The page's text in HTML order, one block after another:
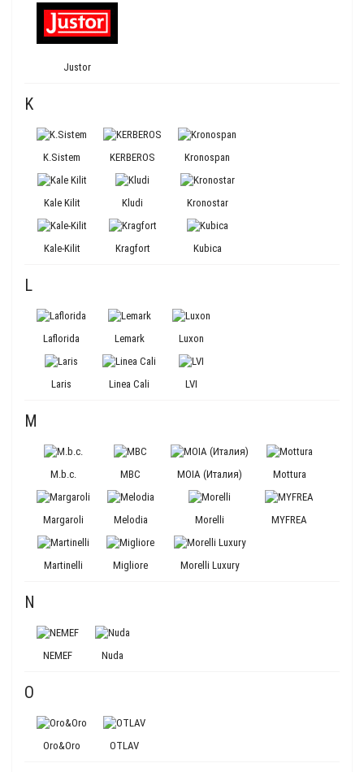
Justor
K
K.Sistem
Kale Kilit
Kale-Kilit
KERBEROS
Kludi
Kragfort
Kronospan
Kronostar
Kubica
L
Laflorida
Laris
Lemark
Linea Cali
Luxon
LVI
M
M.b.c.
Margaroli
Martinelli
MBC
Melodia
Migliore
MOIA (Италия)
Morelli
Morelli Luxury
Mottura
MYFREA
N
NEMEF Nuda
O
Oro&Oro OTLAV